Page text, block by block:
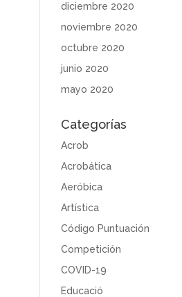
diciembre 2020
noviembre 2020
octubre 2020
junio 2020
mayo 2020
Categorías
Acrob
Acrobática
Aeróbica
Artística
Código Puntuación
Competición
COVID-19
Educació